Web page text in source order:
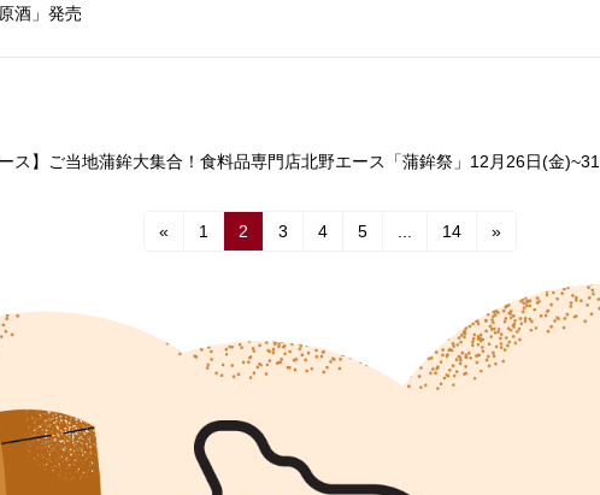
酒」発売
ース】ご当地蒲鉾大集合！食料品専門店北野エース「蒲鉾祭」12月26日(金
« 1 2 3 4 5 ... 14 »